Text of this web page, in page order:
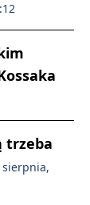
trzeba
sierpnia,